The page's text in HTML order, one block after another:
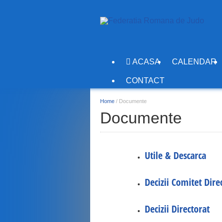
ACASA CALENDAR
CONTACT
Home / Documente
Documente
Utile & Descarca
Decizii Comitet
Decizii Directorat